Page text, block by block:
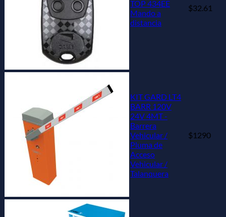
TOP 434EE
Mando a
distancia
$32.61
KIT GARD LT4
BARR 120V
24V 4MT -
Barrera
Vehicular /
Pluma de
Acceso
Vehicular /
Talanquera
$1290